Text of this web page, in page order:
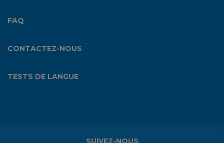
FAQ
CONTACTEZ-NOUS
TESTS DE LANGUE